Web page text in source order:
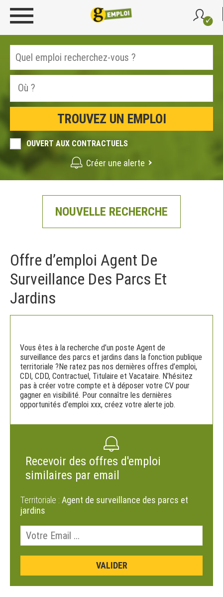
OUVERT AUX CONTRACTUELS
Créer une alerte
NOUVELLE RECHERCHE
Offre d’emploi Agent De
Surveillance Des Parcs Et
Jardins
Vous êtes à la recherche d’un poste Agent de
surveillance des parcs et jardins dans la fonction publique
territoriale ?Ne ratez pas nos dernières offres d’emploi,
CDI, CDD, Contractuel, Titulaire et Vacataire. N’hésitez
pas à créer votre compte et à déposer votre CV pour
gagner en visibilité. Pour connaître les dernières
opportunités d’emploi xxx, créez votre alerte job.
Recevoir des offres d'emploi
similaires par email
Territoriale : Agent de surveillance des parcs et
jardins